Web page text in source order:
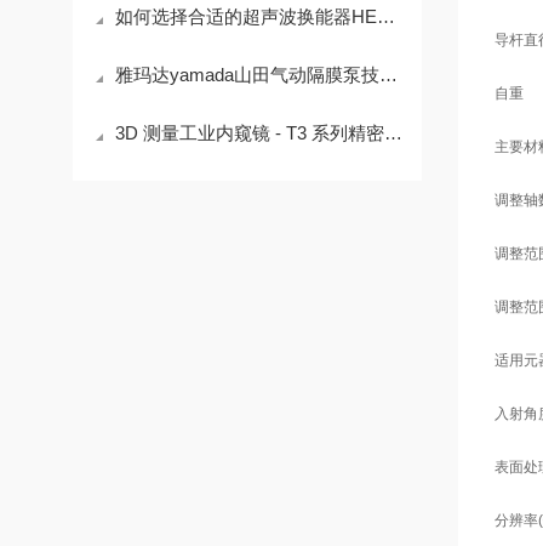
如何选择合适的超声波换能器HEC-45282提升系统性能？
雅玛达yamada山田气动隔膜泵技术参数
3D 测量工业内窥镜 - T3 系列精密无损检测方案
导杆直
自重
主要材
调整轴
调整范
调整范
适用元
入射角
表面处
分辨率